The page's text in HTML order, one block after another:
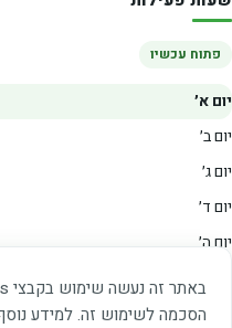
הסכמה לשימוש זה. למידע נוסף
פתוח עכשיו
יום א׳
יום ב׳
יום ג׳
יום ד׳
יום ה׳
שבת